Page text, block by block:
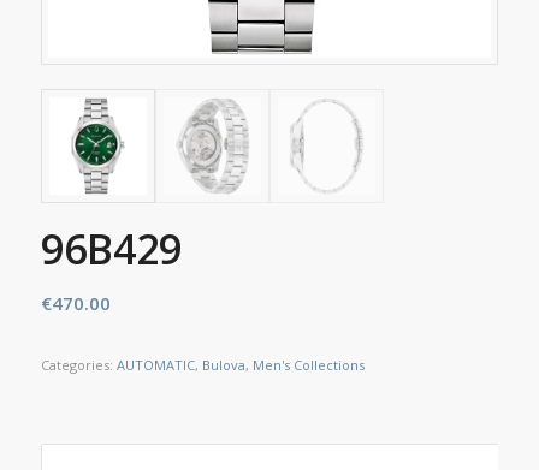
96B429
€470.00
Categories: AUTOMATIC, Bulova, Men's Collections